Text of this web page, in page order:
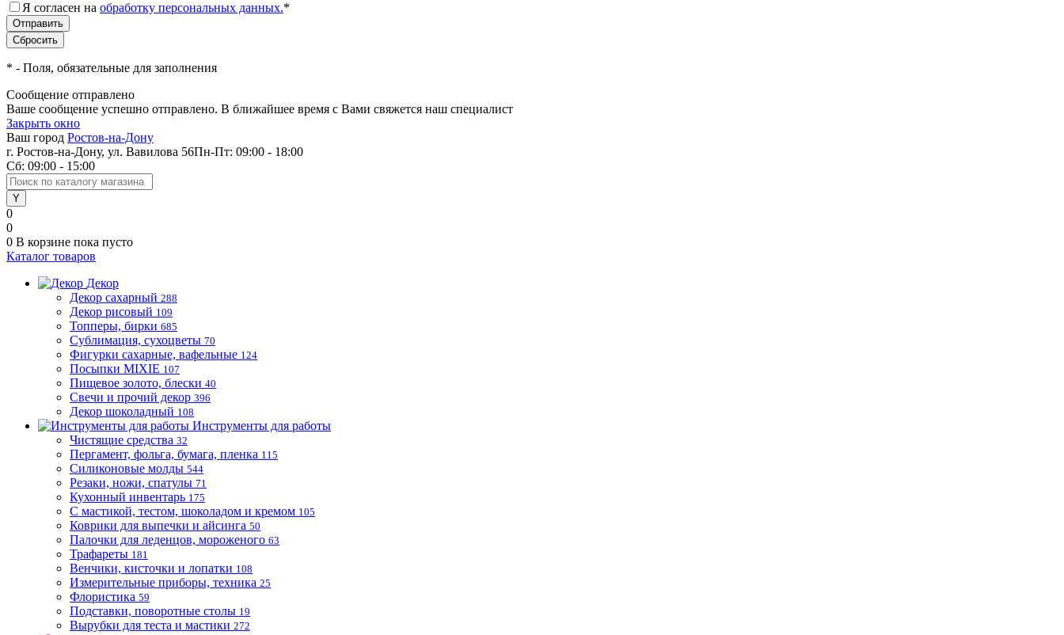
Я согласен на обработку персональных данных.*
* - Поля, обязательные для заполнения
Сообщение отправлено
Ваше сообщение успешно отправлено. В ближайшее время с Вами свяжется наш специалист
Закрыть окно
Ваш город Ростов-на-Дону
г. Ростов-на-Дону, ул. Вавилова 56Пн-Пт: 09:00 - 18:00
Сб: 09:00 - 15:00
0
0
0 В корзине пока пусто
Каталог товаров
Декор
Декор сахарный 288
Декор рисовый 109
Топперы, бирки 685
Сублимация, сухоцветы 70
Фигурки сахарные, вафельные 124
Посыпки MIXIE 107
Пищевое золото, блески 40
Свечи и прочий декор 396
Декор шоколадный 108
Инструменты для работы
Чистящие средства 32
Пергамент, фольга, бумага, пленка 115
Силиконовые молды 544
Резаки, ножи, спатулы 71
Кухонный инвентарь 175
С мастикой, тестом, шоколадом и кремом 105
Коврики для выпечки и айсинга 50
Палочки для леденцов, мороженого 63
Трафареты 181
Венчики, кисточки и лопатки 108
Измерительные приборы, техника 25
Флористика 59
Подставки, поворотные столы 19
Вырубки для теста и мастики 272